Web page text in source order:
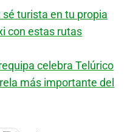
turista en tu propia
con estas rutas
celebra Telúrico
más importante del